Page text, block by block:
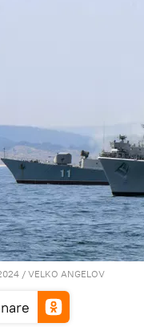
/ VELKO ANGELOV